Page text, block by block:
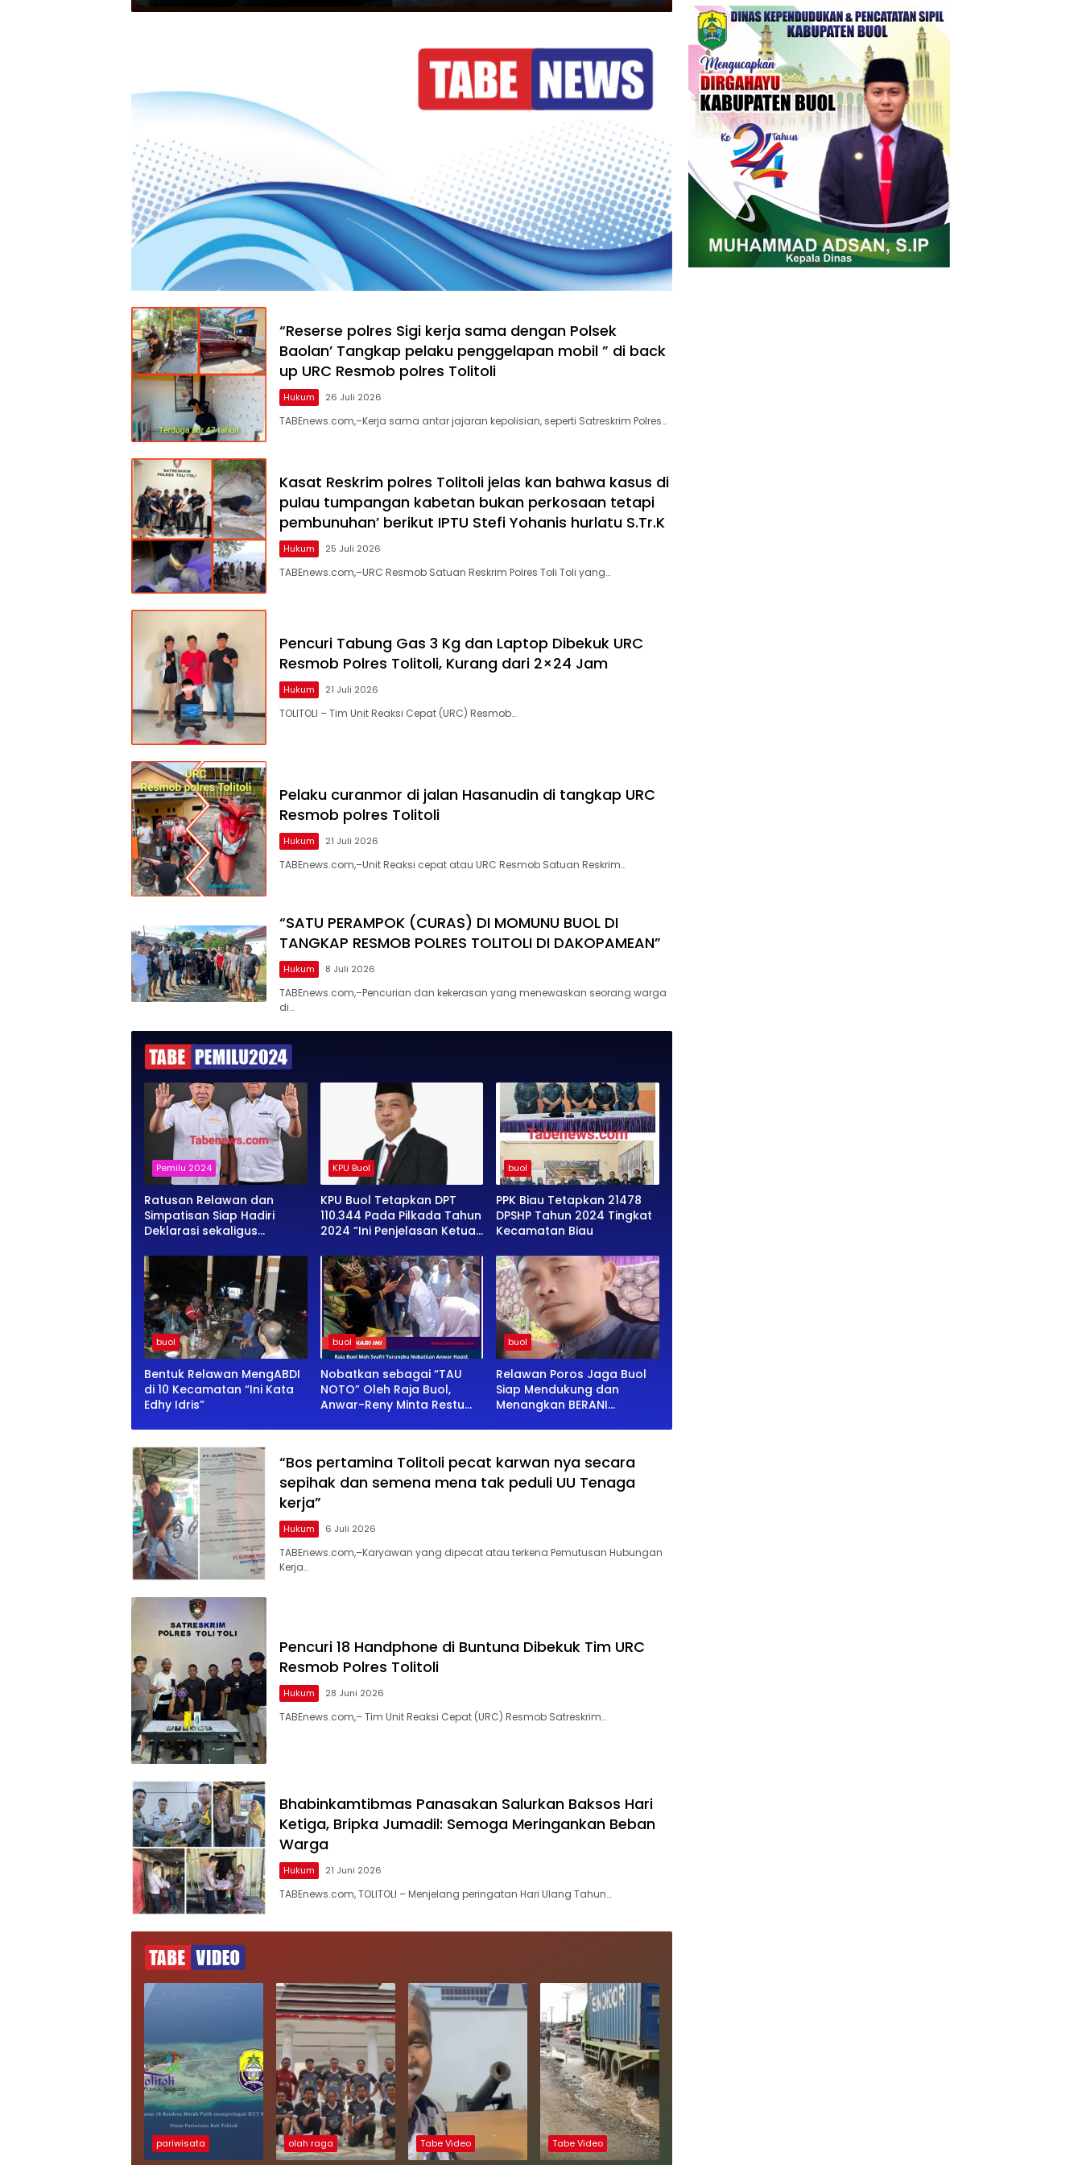
“Reserse polres Sigi kerja sama dengan Polsek
Baolan’ Tangkap pelaku penggelapan mobil ” di back
up URC Resmob polres Tolitoli
Hukum 26 Juli 2026
TABEnews.com,–Kerja sama antar jajaran kepolisian, seperti Satreskrim Polres…
Kasat Reskrim polres Tolitoli jelas kan bahwa kasus di
pulau tumpangan kabetan bukan perkosaan tetapi
pembunuhan’ berikut IPTU Stefi Yohanis hurlatu S.Tr.K
Hukum 25 Juli 2026
TABEnews.com,–URC Resmob Satuan Reskrim Polres Toli Toli yang…
Pencuri Tabung Gas 3 Kg dan Laptop Dibekuk URC
Resmob Polres Tolitoli, Kurang dari 2×24 Jam
Hukum 21 Juli 2026
TOLITOLI – Tim Unit Reaksi Cepat (URC) Resmob…
Pelaku curanmor di jalan Hasanudin di tangkap URC
Resmob polres Tolitoli
Hukum 21 Juli 2026
TABEnews.com,–Unit Reaksi cepat atau URC Resmob Satuan Reskrim…
“SATU PERAMPOK (CURAS) DI MOMUNU BUOL DI
TANGKAP RESMOB POLRES TOLITOLI DI DAKOPAMEAN”
Hukum 8 Juli 2026
TABEnews.com,–Pencurian dan kekerasan yang menewaskan seorang warga
di…
Pemilu 2024
Ratusan Relawan dan
Simpatisan Siap Hadiri
Deklarasi sekaligus
“MENGABDI”
KPU Buol
KPU Buol Tetapkan DPT
110.344 Pada Pilkada Tahun
2024 “Ini Penjelasan Ketua
buol
PPK Biau Tetapkan 21478
DPSHP Tahun 2024 Tingkat
Kecamatan Biau
buol
Bentuk Relawan MengABDI
di 10 Kecamatan “Ini Kata
Edhy Idris”
buol
Nobatkan sebagai “TAU
NOTO” Oleh Raja Buol,
Anwar-Reny Minta Restu
buol
Relawan Poros Jaga Buol
Siap Mendukung dan
Menangkan BERANI
Buol
“Bos pertamina Tolitoli pecat karwan nya secara
sepihak dan semena mena tak peduli UU Tenaga
kerja”
Hukum 6 Juli 2026
TABEnews.com,–Karyawan yang dipecat atau terkena Pemutusan Hubungan
Kerja…
Pencuri 18 Handphone di Buntuna Dibekuk Tim URC
Resmob Polres Tolitoli
Hukum 28 Juni 2026
TABEnews.com,– Tim Unit Reaksi Cepat (URC) Resmob Satreskrim…
Bhabinkamtibmas Panasakan Salurkan Baksos Hari
Ketiga, Bripka Jumadil: Semoga Meringankan Beban
Warga
Hukum 21 Juni 2026
TABEnews.com, TOLITOLI – Menjelang peringatan Hari Ulang Tahun…
pariwisata olah raga Tabe Video Tabe Video